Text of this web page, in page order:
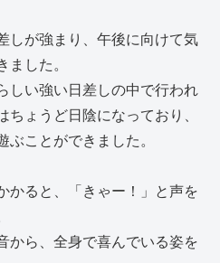
しが強まり、午後に向けて気
した。
しい強い日差しの中で行われ
ょうど日陰になっており、
ことができました。
かると、「きゃー！」と声を
から、全身で喜んでいる姿を